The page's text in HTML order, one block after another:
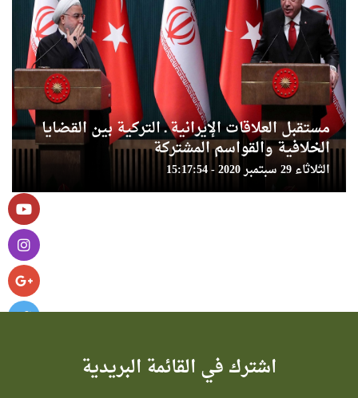
مستقبل العلاقات الإيرانية ـ التركية بين القضايا
الخلافية والقواسم المشتركة
الثلاثاء 29 سبتمبر 2020 - 15:17:54
اشترك في القائمة البريدية